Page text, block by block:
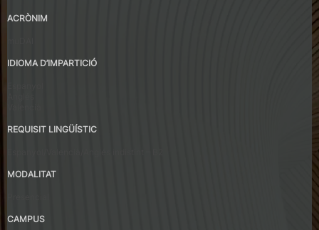
ACRÒNIM
IDIOMA D’IMPARTICIÓ
REQUISIT LINGÜÍSTIC
MODALITAT
CAMPUS